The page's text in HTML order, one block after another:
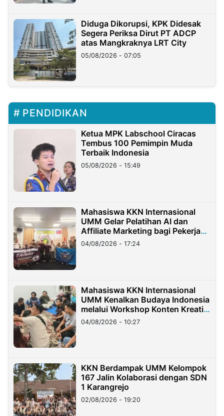
Diduga Dikorupsi, KPK Didesak
Segera Periksa Dirut PT ADCP
atas Mangkraknya LRT City
05/08/2026 - 07:05
PENDIDIKAN
Ketua MPK Labschool Ciracas
Tembus 100 Pemimpin Muda
Terbaik Indonesia
05/08/2026 - 15:49
Mahasiswa KKN Internasional
UMM Gelar Pelatihan AI dan
Affiliate Marketing bagi Pekerja
Migran Indonesia di Taiwan
04/08/2026 - 17:24
Mahasiswa KKN Internasional
UMM Kenalkan Budaya Indonesia
melalui Workshop Konten Kreatif
di Taiwan
04/08/2026 - 10:27
KKN Berdampak UMM Kelompok
167 Jalin Kolaborasi dengan SDN
1 Karangrejo
02/08/2026 - 19:20